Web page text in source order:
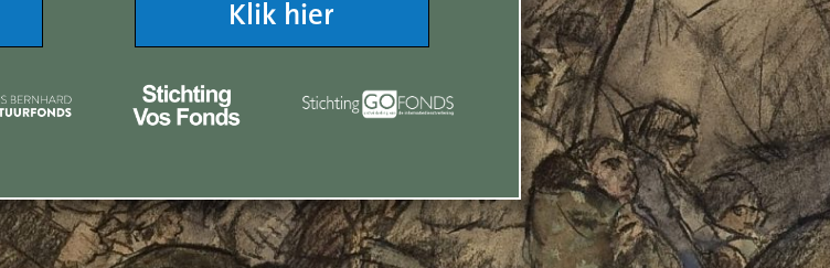
Klik hier